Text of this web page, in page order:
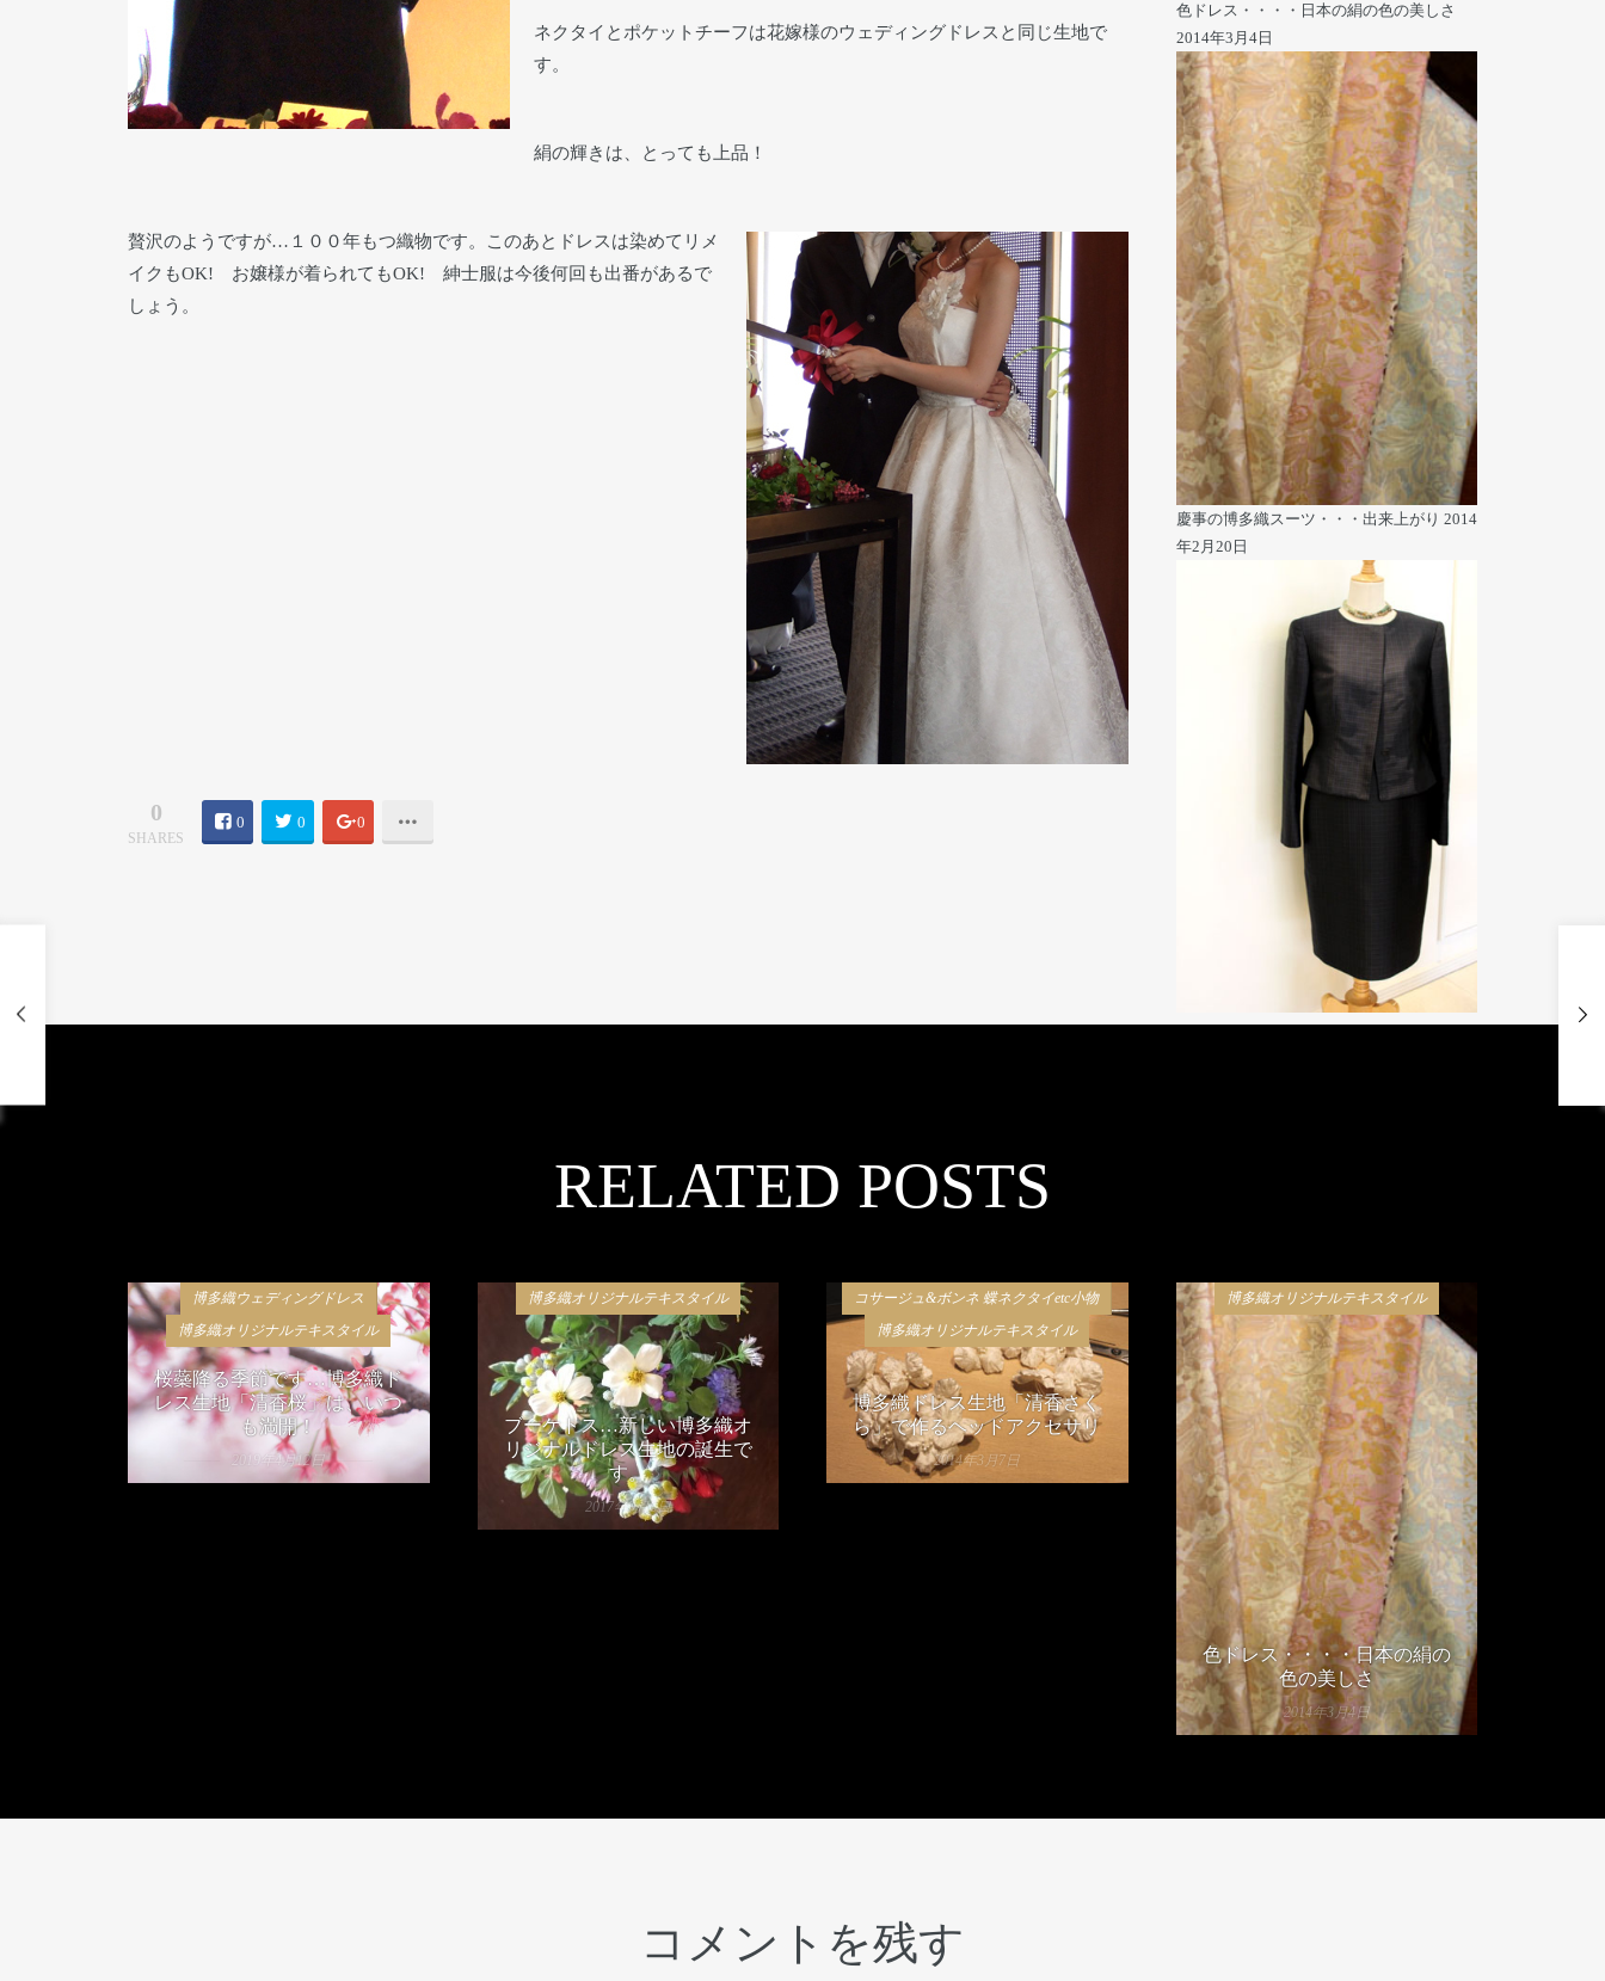
ネクタイとポケットチーフは花嫁様のウェディングドレスと同じ生地で
す。
絹の輝きは、とっても上品！
贅沢のようですが…１００年もつ織物です。このあとドレスは染めてリメ
イクもOK! お嬢様が着られてもOK! 紳士服は今後何回も出番があるで
しょう。
0
SHARES
0 0 0
色ドレス・・・・日本の絹の色の美しさ
2014年3月4日
慶事の博多織スーツ・・・出来上がり 2014
年2月20日
RELATED POSTS
博多織ウェディングドレス
博多織オリジナルテキスタイル
桜蘂降る季節です…博多織ド
レス生地「清香桜」は、いつ
も満開！
2019年4月12日
博多織オリジナルテキスタイル
ブーケトス…新しい博多織オ
リジナルドレス生地の誕生で
す。
2017年9月6日
コサージュ&ボンネ 蝶ネクタイetc小物
博多織オリジナルテキスタイル
博多織ドレス生地「清香さく
ら」で作るヘッドアクセサリ
2014年3月7日
博多織オリジナルテキスタイル
色ドレス・・・・日本の絹の
色の美しさ
2014年3月4日
コメントを残す